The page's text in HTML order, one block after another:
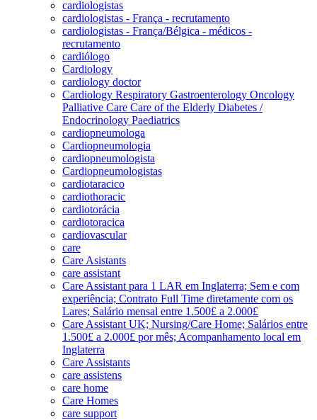
cardiologistas
cardiologistas - França - recrutamento
cardiologistas - França/Bélgica - médicos -
recrutamento
cardiólogo
Cardiology
cardiology doctor
Cardiology Respiratory Gastroenterology Oncology
Palliative Care Care of the Elderly Diabetes /
Endocrinology Paediatrics
cardiopneumologa
Cardiopneumologia
cardiopneumologista
Cardiopneumologistas
cardiotaracico
cardiothoracic
cardiotorácia
cardiotoracica
cardiovascular
care
Care Asistants
care assistant
Care Assistant para 1 LAR em Inglaterra; Sem e com
experiência; Contrato Full Time diretamente com os
Lares; Salário mensal entre 1.500£ a 2.000£
Care Assistant UK; Nursing/Care Home; Salários entre
1.500£ a 2.000£ por mês; Acompanhamento local em
Inglaterra
Care Assistants
care assistens
care home
Care Homes
care support